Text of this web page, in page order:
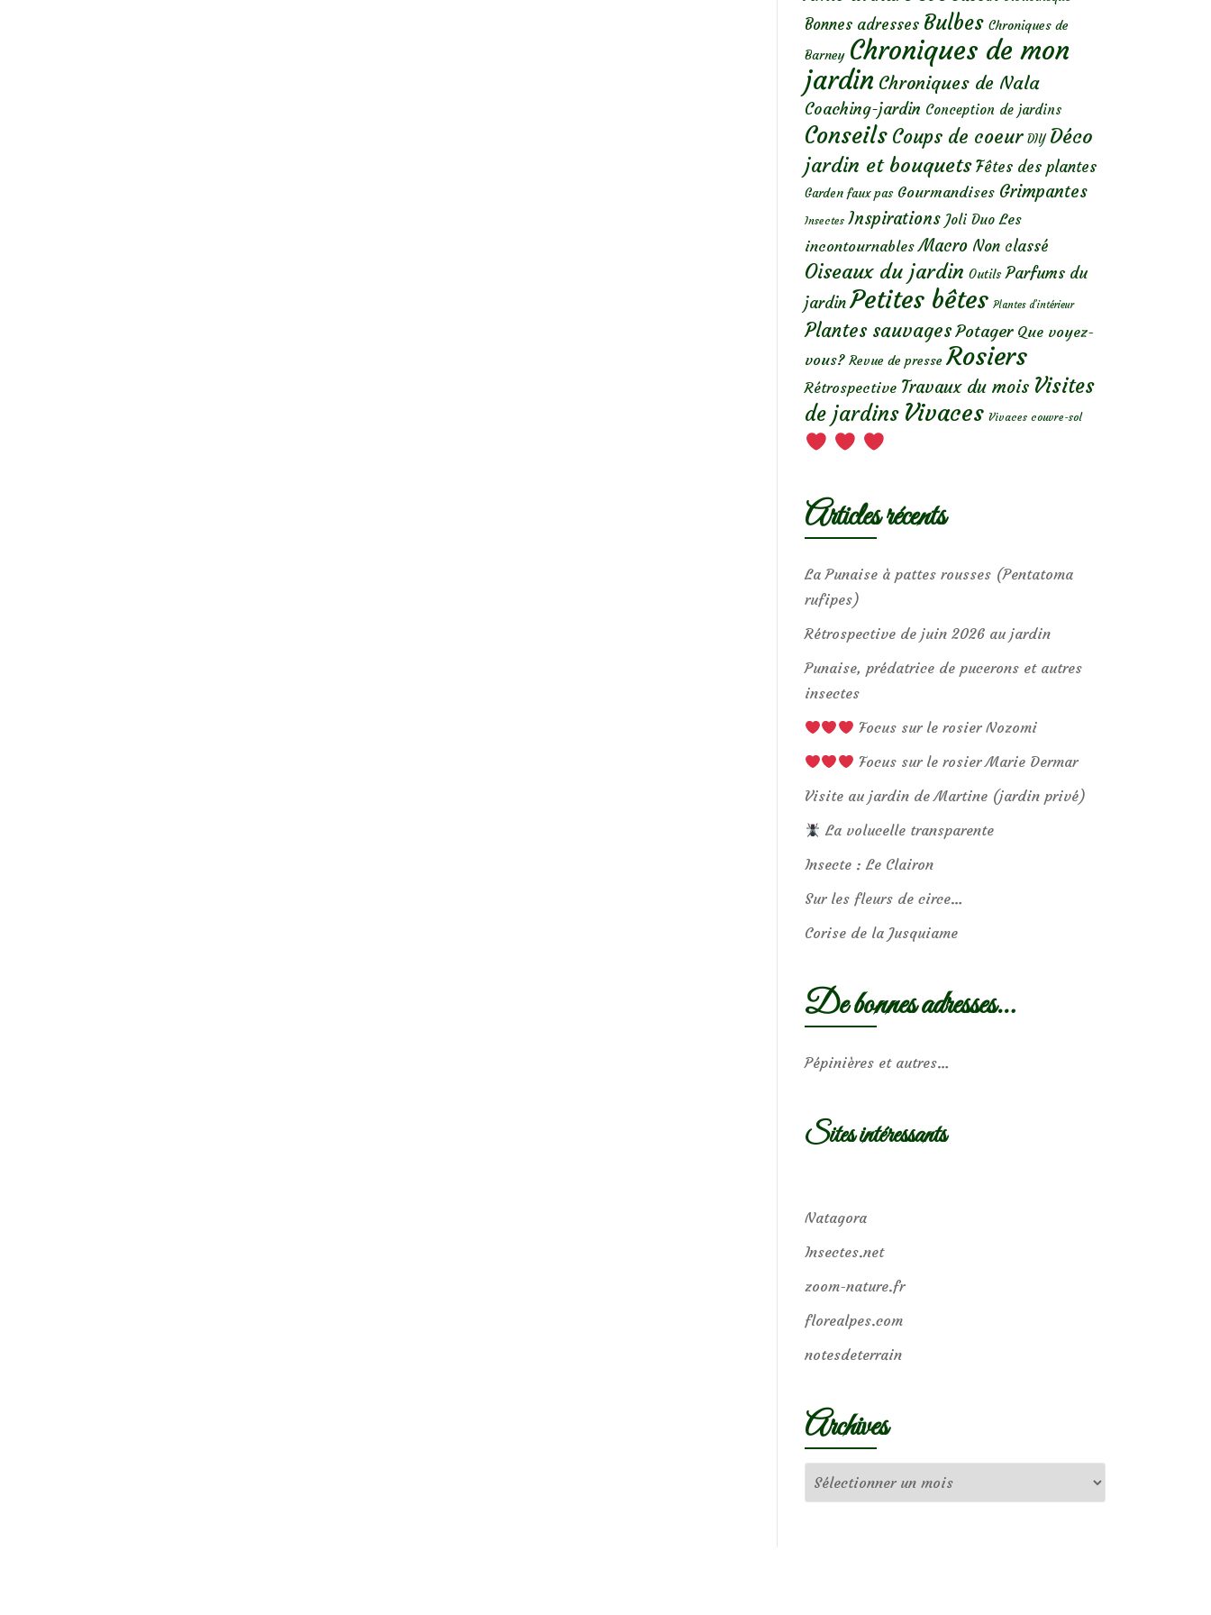
Bonnes adresses Bulbes Chroniques de
Barney Chroniques de mon
jardin Chroniques de Nala
Coaching-jardin Conception de jardins
Conseils Coups de coeur DIY Déco
jardin et bouquets Fêtes des plantes
Garden faux pas Gourmandises Grimpantes
Insectes Inspirations Joli Duo Les
incontournables Macro Non classé
Oiseaux du jardin Outils Parfums du
jardin Petites bêtes Plantes d’intérieur
Plantes sauvages Potager Que voyez-
vous? Revue de presse Rosiers
Rétrospective Travaux du mois Visites
de jardins Vivaces Vivaces couvre-sol
Articles récents
La Punaise à pattes rousses (Pentatoma
rufipes)
Rétrospective de juin 2026 au jardin
Punaise, prédatrice de pucerons et autres
insectes
Focus sur le rosier Nozomi
Focus sur le rosier Marie Dermar
Visite au jardin de Martine (jardin privé)
La volucelle transparente
Insecte : Le Clairon
Sur les fleurs de circe…
Corise de la Jusquiame
De bonnes adresses…
Pépinières et autres…
Sites intéressants
Natagora
Insectes.net
zoom-nature.fr
florealpes.com
notesdeterrain
Archives
Archives